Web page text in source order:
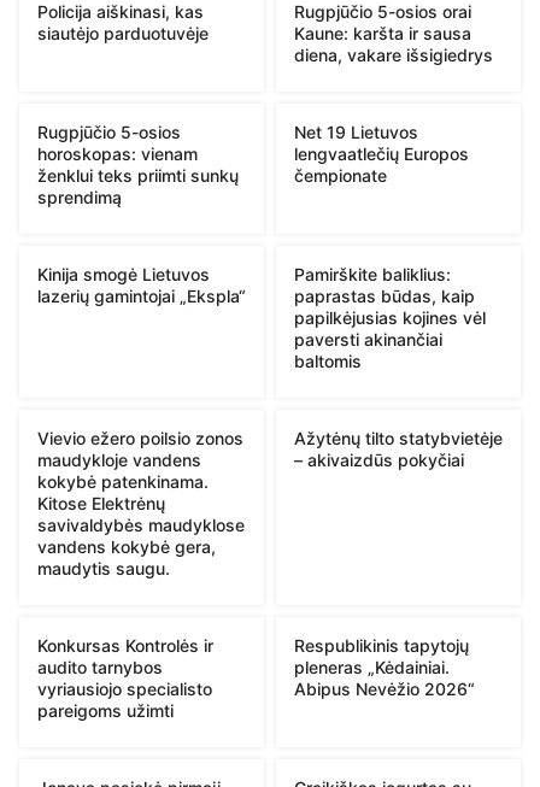
Policija aiškinasi, kas
siautėjo parduotuvėje
Rugpjūčio 5-osios orai
Kaune: karšta ir sausa
diena, vakare išsigiedrys
Rugpjūčio 5-osios
horoskopas: vienam
ženklui teks priimti sunkų
sprendimą
Net 19 Lietuvos
lengvaatlečių Europos
čempionate
Kinija smogė Lietuvos
lazerių gamintojai „Ekspla“
Pamirškite baliklius:
paprastas būdas, kaip
papilkėjusias kojines vėl
paversti akinančiai
baltomis
Vievio ežero poilsio zonos
maudykloje vandens
kokybė patenkinama.
Kitose Elektrėnų
savivaldybės maudyklose
vandens kokybė gera,
maudytis saugu.
Ažytėnų tilto statybvietėje
– akivaizdūs pokyčiai
Konkursas Kontrolės ir
audito tarnybos
vyriausiojo specialisto
pareigoms užimti
Respublikinis tapytojų
pleneras „Kėdainiai.
Abipus Nevėžio 2026“